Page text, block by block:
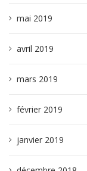
mai 2019
avril 2019
mars 2019
février 2019
janvier 2019